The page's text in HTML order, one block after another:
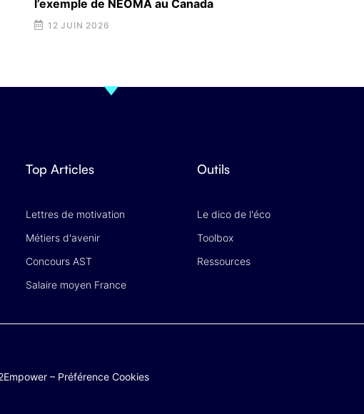
l’exemple de NEOMA au Canada
12 JUIN 2026
Top Articles
Lettres de motivation
Métiers d'avenir
Concours AST
Salaire moyen France
Outils
Le dico de l'éco
Toolbox
Ressources
– Préférence Cookies